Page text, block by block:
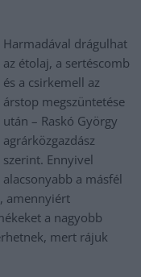
Harmadával drágulhat
az étolaj, a sertéscomb
és a csirkemell az
árstop megszüntetése
után – Raskó György
agrárközgazdász
szerint. Ennyivel
alacsonyabb a másfél
amennyiért
a nagyobb
mert rájuk